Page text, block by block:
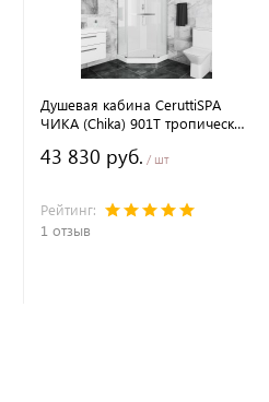
Душевая кабина CeruttiSPA
ЧИКА (Chika) 901T тропический
43 830 руб. / шт
Рейтинг:
1 отзыв